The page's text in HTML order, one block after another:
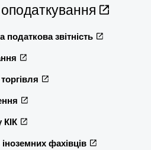
податкова звітність
КІК
фахівців